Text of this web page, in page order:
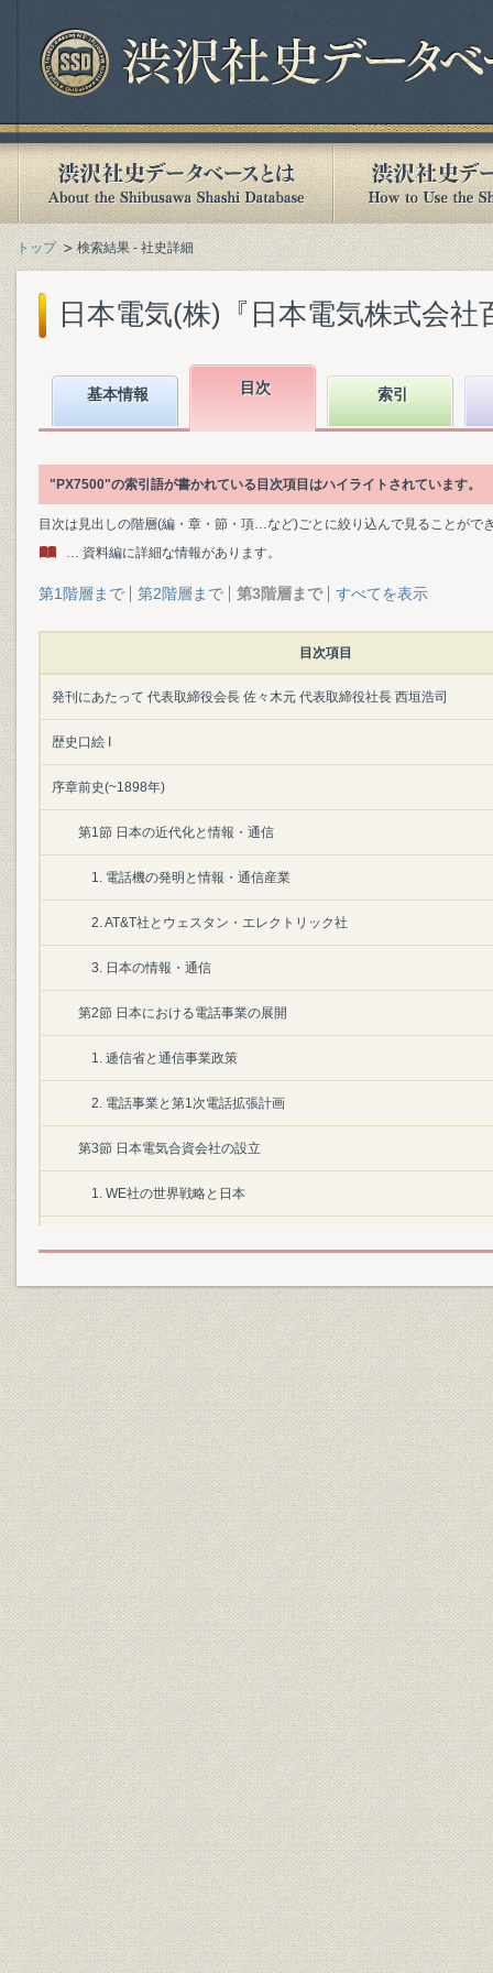
トップ 検索結果 - 社史詳細
日本電気(株)『日本電気株式会社
基本情報 目次 索引
"PX7500"の索引語が書かれている目次項目はハイライトされています。
目次は見出しの階層(編・章・節・項…など)ごとに絞り込んで見ることがで
… 資料編に詳細な情報があります。
第1階層まで 第2階層まで 第3階層まで すべてを表示
目次項目
発刊にあたって 代表取締役会長 佐々木元 代表取締役社長 西垣浩司
歴史口絵 I
序章前史(~1898年)
第1節 日本の近代化と情報・通信
1. 電話機の発明と情報・通信産業
2. AT&T社とウェスタン・エレクトリック社
3. 日本の情報・通信
第2節 日本における電話事業の展開
1. 逓信省と通信事業政策
2. 電話事業と第1次電話拡張計画
第3節 日本電気合資会社の設立
1. WE社の世界戦略と日本
3. 日本電気合資会社の設立
第1章 日本電気株式会社の設立(1899~1913年)
第1節 近代産業の確立と情報・通信
1. 条約改正
2. 第2次電話拡張計画
第2節 日本電気株式会社の設立
1. 日本初の外資系企業
2. 設立初期の業務
第3節 経営基盤の確立
1. 第2次電話拡張計画と日本電気
2. 組織と人材
3. 販売戦略
4. 工場改革と生産管理
5. 技術の蓄積
6. WE社の管理と指導
第4節 経営状況の推移